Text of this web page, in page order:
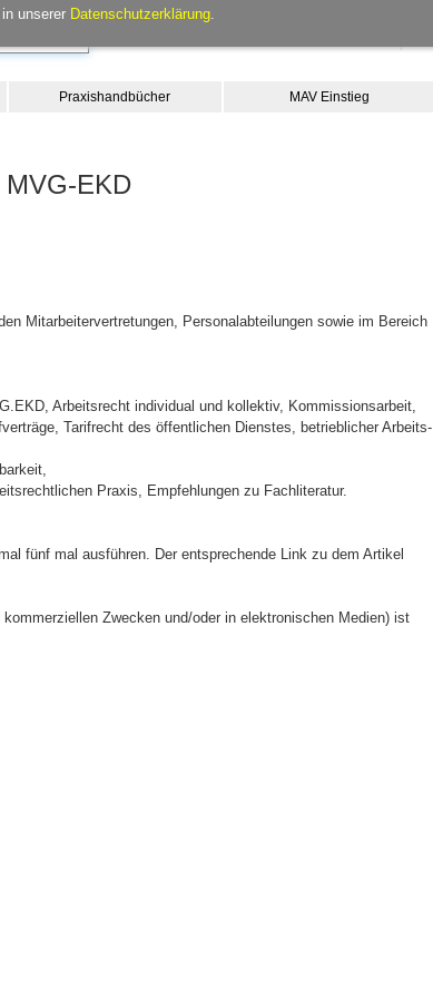
unserer Datenschutzerklärung.
Praxishandbücher MAV Einstieg
MVG-EKD
Mitarbeitervertretungen, Personalabteilungen sowie im Bereich
Arbeitsrecht individual und kollektiv, Kommissionsarbeit,
Tarifrecht des öffentlichen Dienstes, betrieblicher Arbeits-
Praxis, Empfehlungen zu Fachliteratur.
fünf mal ausführen. Der entsprechende Link zu dem Artikel
Zwecken und/oder in elektronischen Medien) ist